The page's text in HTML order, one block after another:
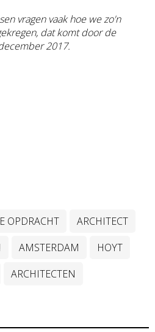
vragen vaak hoe we zo'n
dat komt door de
2017.
OPDRACHT
ARCHITECT
AMSTERDAM
HOYT
ARCHITECTEN